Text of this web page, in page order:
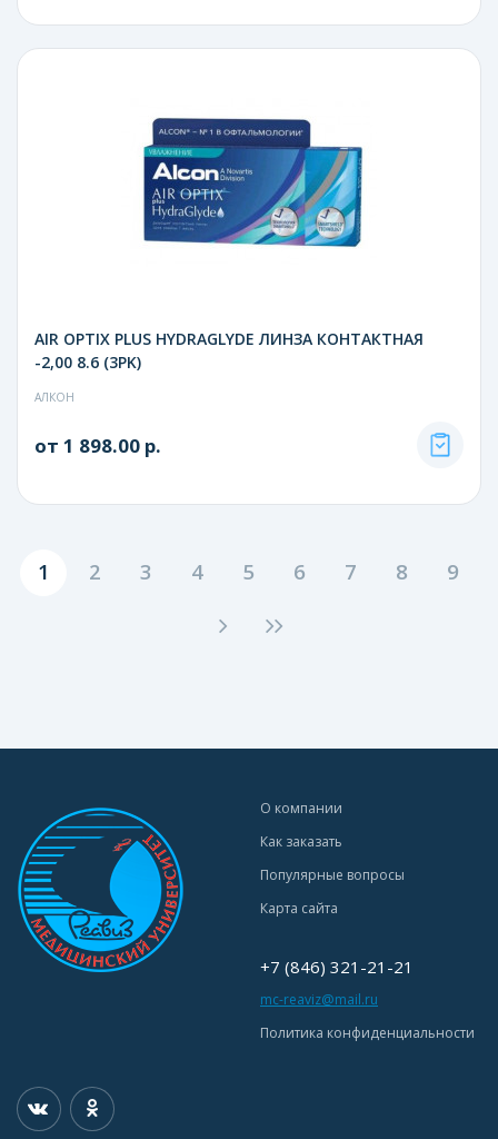
AIR OPTIX PLUS HYDRAGLYDE ЛИНЗА КОНТАКТНАЯ
-2,00 8.6 (3PK)
АЛКОН
от 1 898.00 р.
1 2 3 4 5 6 7 8 9
О компании
Как заказать
Популярные вопросы
Карта сайта
+7 (846) 321-21-21
mc-reaviz@mail.ru
Политика конфиденциальности